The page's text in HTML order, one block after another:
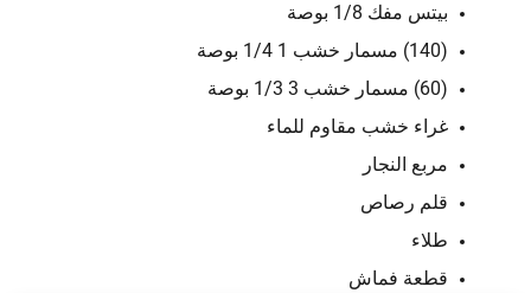
بيتس مفك 1/8 بوصة
(140) مسمار خشب 1 1/4 بوصة
(60) مسمار خشب 3 1/3 بوصة
غراء خشب مقاوم للماء
مربع النجار
قلم رصاص
طلاء
قطعة فماش